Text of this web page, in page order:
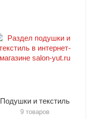
Подушки и текстиль
9 товаров